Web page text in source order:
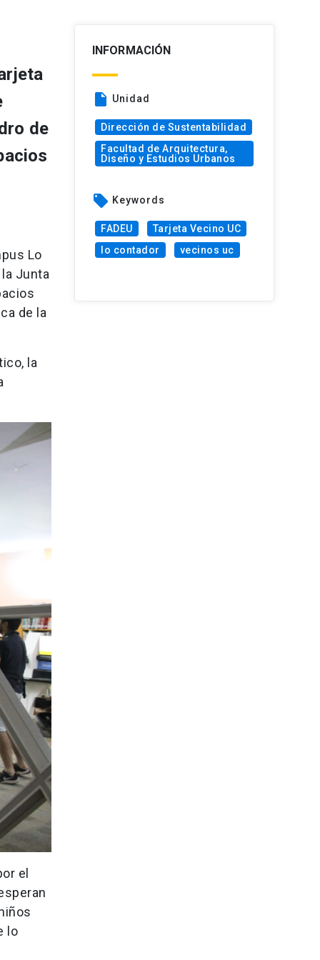
de
Lo
Junta
de la
la
el
lo
INFORMACIÓN
insert_drive_file Unidad
Dirección de Sustentabilidad
Facultad de Arquitectura,
Diseño y Estudios Urbanos
local_offer Keywords
FADEU
Tarjeta Vecino UC
lo contador
vecinos uc